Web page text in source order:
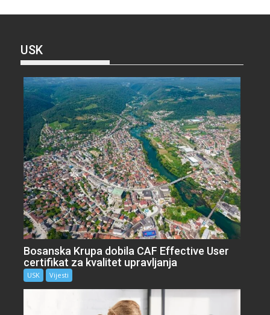
USK
Bosanska Krupa dobila CAF Effective User
certifikat za kvalitet upravljanja
USK Vijesti